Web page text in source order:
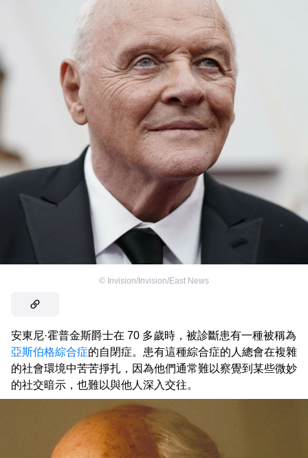
© Invision/Invision/East News
安東尼·霍普金斯爵士在 70 多歲時，被診斷患有一種被稱為
亞斯伯格綜合症的自閉症。患有這種綜合症的人總會在複雜
的社會環境中苦苦掙扎，因為他們通常難以察覺到某些微妙
的社交暗示，也難以與他人深入交往。